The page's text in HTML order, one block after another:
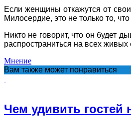
Если женщины откажутся от
Милосердие, это не только то,
Никто не говорит, что он будет
распространиться на всех
Мнение
Вам также может понравиться
Чем удивить гостей